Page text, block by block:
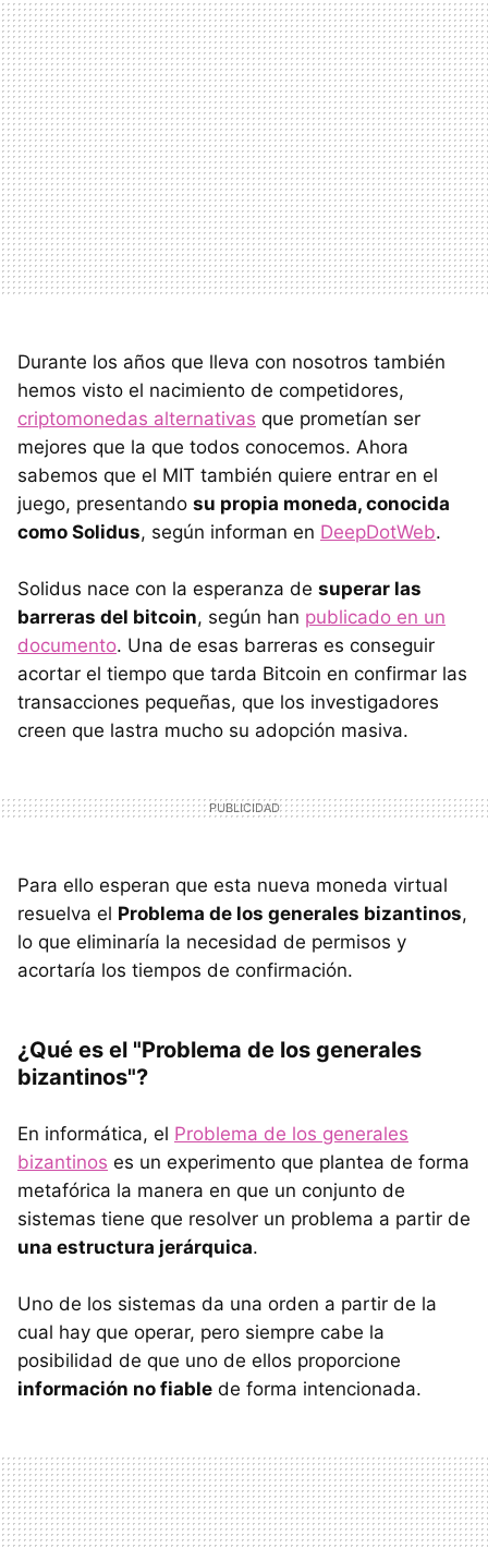
Durante los años que lleva con nosotros también
hemos visto el nacimiento de competidores,
criptomonedas alternativas que prometían ser
mejores que la que todos conocemos. Ahora
sabemos que el MIT también quiere entrar en el
juego, presentando su propia moneda, conocida
como Solidus, según informan en DeepDotWeb.
Solidus nace con la esperanza de superar las
barreras del bitcoin, según han publicado en un
documento. Una de esas barreras es conseguir
acortar el tiempo que tarda Bitcoin en confirmar las
transacciones pequeñas, que los investigadores
creen que lastra mucho su adopción masiva.
Para ello esperan que esta nueva moneda virtual
resuelva el Problema de los generales bizantinos,
lo que eliminaría la necesidad de permisos y
acortaría los tiempos de confirmación.
¿Qué es el "Problema de los generales
bizantinos"?
En informática, el Problema de los generales
bizantinos es un experimento que plantea de forma
metafórica la manera en que un conjunto de
sistemas tiene que resolver un problema a partir de
una estructura jerárquica.
Uno de los sistemas da una orden a partir de la
cual hay que operar, pero siempre cabe la
posibilidad de que uno de ellos proporcione
información no fiable de forma intencionada.